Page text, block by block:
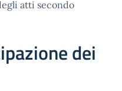
atti secondo
dei